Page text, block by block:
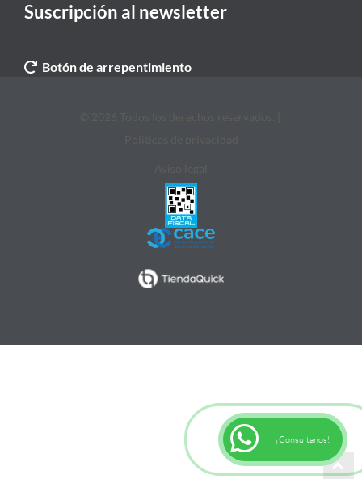
Suscripción al newsletter
Botón de arrepentimiento
¡Consultanos!